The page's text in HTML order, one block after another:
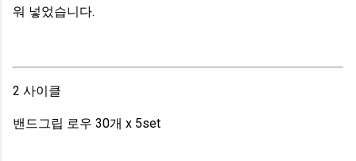
워 넣었습니다.
2 사이클
밴드그립 로우 30개 x 5set